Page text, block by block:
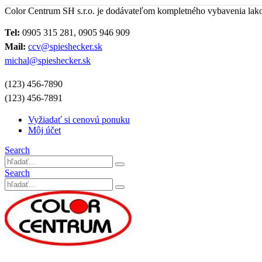
Color Centrum SH s.r.o. je dodávateľom kompletného vybavenia
Tel: 0905 315 281, 0905 946 909
Mail: ccv@spieshecker.sk
michal@spieshecker.sk
(123) 456-7890
(123) 456-7891
Vyžiadať si cenovú ponuku
Môj účet
Search
Search